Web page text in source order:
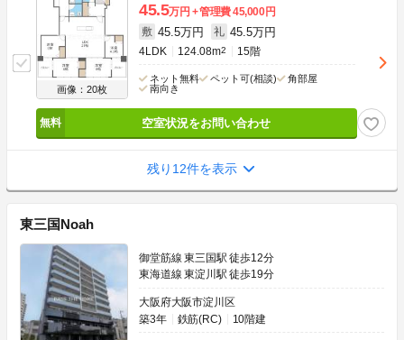
画像：20枚
45.5万円 管理費45,000円
敷 45.5万円 礼 45.5万円
4LDK 124.08m2 15階
ネット無料 ペット可(相談)
角部屋
南向き
空室状況をお問い合わせ
残り12件を表示
東三国Noah
御堂筋線 東三国駅 徒歩12分
東海道線 東淀川駅 徒歩19分
大阪府大阪市淀川区
築3年
鉄筋(RC) 10階建